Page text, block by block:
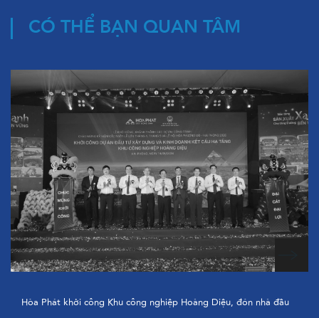
CÓ THỂ BẠN QUAN TÂM
Hòa Phát khởi công Khu công nghiệp Hoàng Diệu, đón nhà đầu